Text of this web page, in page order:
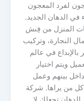
لفرد المعجون
الدهان الجديد.
المنزل من فِنش
النجارة، وتركيب
بالإبداع في عالم
ويتم اختيار
بينهم وعمل
من يراها. شركة